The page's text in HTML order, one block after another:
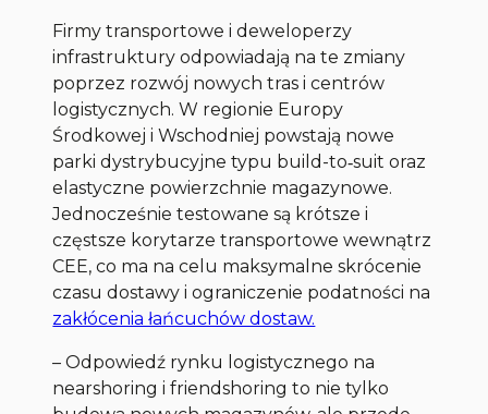
Firmy transportowe i deweloperzy
infrastruktury odpowiadają na te zmiany
poprzez rozwój nowych tras i centrów
logistycznych. W regionie Europy
Środkowej i Wschodniej powstają nowe
parki dystrybucyjne typu build-to‑suit oraz
elastyczne powierzchnie magazynowe.
Jednocześnie testowane są krótsze i
częstsze korytarze transportowe wewnątrz
CEE, co ma na celu maksymalne skrócenie
czasu dostawy i ograniczenie podatności na
zakłócenia łańcuchów dostaw.
– Odpowiedź rynku logistycznego na
nearshoring i friendshoring to nie tylko